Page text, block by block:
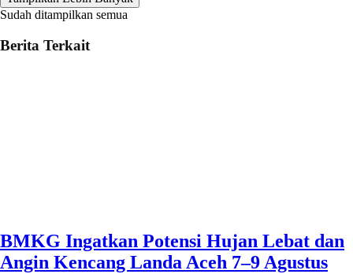
Sudah ditampilkan semua
Berita Terkait
BMKG Ingatkan Potensi Hujan Lebat dan
Angin Kencang Landa Aceh 7–9 Agustus